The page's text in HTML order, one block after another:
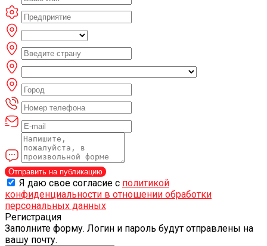
Отправить на публикацию
Я даю свое согласие с политикой
конфиденциальности в отношении обработки
персональных данных
Регистрация
Заполните форму. Логин и пароль будут отправлены на
вашу почту.